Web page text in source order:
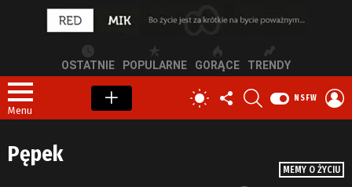
OSTATNIE POPULARNE GORĄCE TRENDY
Menu
PRZEŁĄCZ
SKÓRKĘ
OBSERWUJ
NAS
NSFW
MEMY O ŻYCIU
Pępek